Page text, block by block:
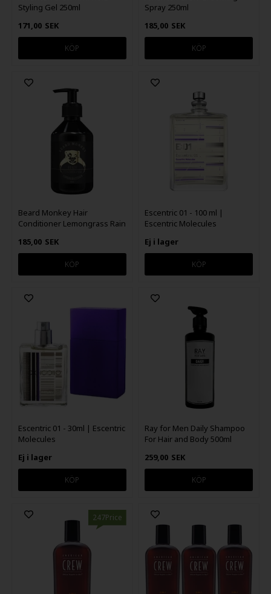
Styling Gel 250ml
171,00 SEK
Spray 250ml
185,00 SEK
Beard Monkey Hair
Conditioner Lemongrass Rain
185,00 SEK
Escentric 01 - 100 ml |
Escentric Molecules
Ej i lager
Escentric 01 - 30ml | Escentric
Molecules
Ej i lager
Ray for Men Daily Shampoo
For Hair and Body 500ml
259,00 SEK
247Price